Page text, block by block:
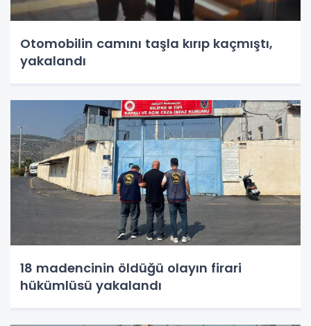
Otomobilin camını taşla kırıp kaçmıştı,
yakalandı
18 madencinin öldüğü olayın firari
hükümlüsü yakalandı